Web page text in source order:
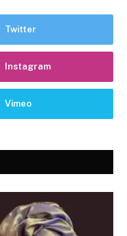
Twitter
Instagram
Vimeo